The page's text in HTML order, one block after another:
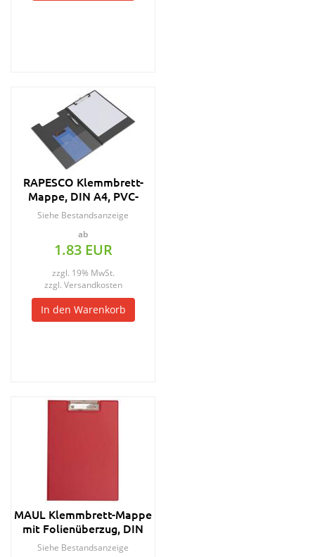
RAPESCO Klemmbrett-
Mappe, DIN A4, PVC-
Folie, schwarz
Siehe Bestandsanzeige
ab
1.83 EUR
zzgl. 19% MwSt.
zzgl. Versandkosten
In den Warenkorb
MAUL Klemmbrett-Mappe
mit Folienüberzug, DIN
A4, schwarz
Siehe Bestandsanzeige